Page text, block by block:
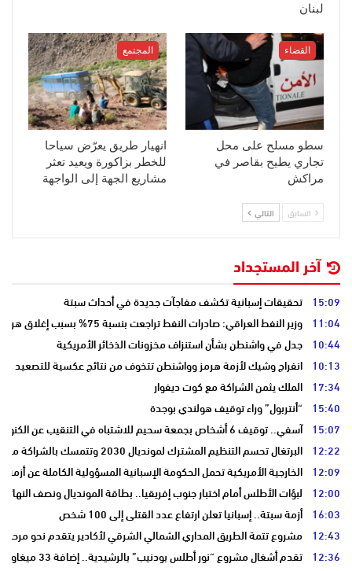
لبنان
القضاء
سطو مسلح على محل
تجاري يطيح بقاصر في
مراكش
المجتمع
انهيار طريق يعرّض سياحا
للخطر بزاكورة ويعيد تعثر
مشاريع الجهة إلى الواجهة
السابق التالي
آخر المستجداد
15:09 تحقيقات إسبانية تكشف مفاجآت جديدة في أحداث سبتة
11:04 وزير النفط العراقي: صادرات النفط تراجعت بنسبة 75% بسبب إغلاق هرمز
10:44 جدل في واشنطن بشأن استنزاف مخزونات الذخائر الأمريكية
10:13 انفراج وشيك لأزمة هرمز وواشنطن تتخوف من نتائج عكسية للتصعيد
17:34 الملك يثمن الشراكة مع كوت ديفوار
15:40 “أنتربول” وراء توقيف هولندي بوجدة
15:07 آسفي.. توقيف 6 أشخاص بجمعة سحيم للاشتباه في التنقيب عن الكنوز .
12:22 البرتغال تحسم التنظيم المشترك لمونديال 2030 وتتمسك بالشراكة مع المغرب وإسبانيا
12:09 الخارجية الأمريكية تحمل الحكومة الإسبانية المسؤولية الكاملة عن أزمة
12:00 لبؤات الأطلس أمام اختبار جنوب إفريقيا.. بطاقة المونديال ونصف
16:03 أزمة سبتة.. إسبانيا تعلن ارتفاع عدد القتلى إلى 100 شخص
12:43 مشروع تتمة الطريق المداري الشمالي الشرقي لأكادير يتقدم نحو مرحلة
12:36 تقدم أشغال مشروع “نور أطلس بودنيب” بالرشيدية.. إضافة 33 ميغاوات إلى الشبكة الوطنية